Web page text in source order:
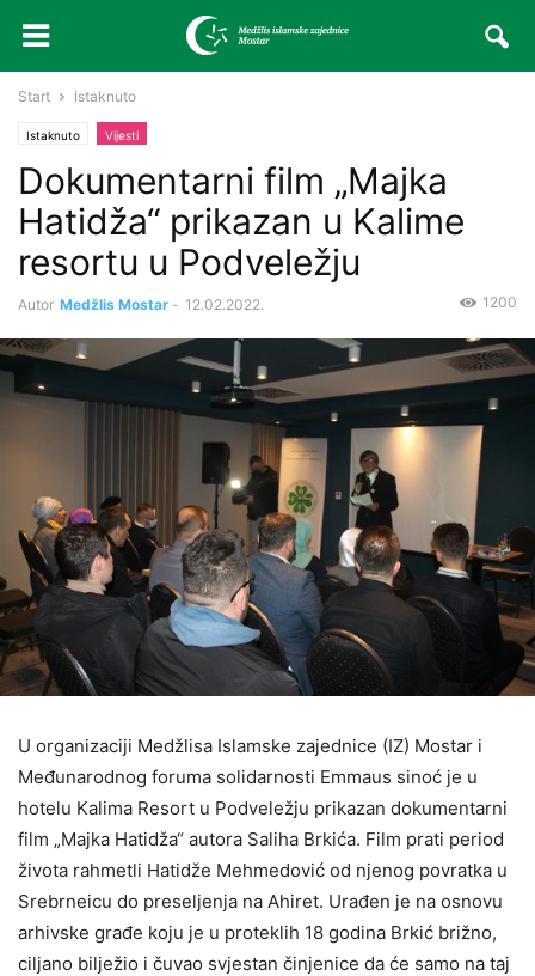
Start Istaknuto
Istaknuto Vijesti
Dokumentarni film „Majka
Hatidža“ prikazan u Kalime
resortu u Podveležju
Autor Medžlis Mostar - 12.02.2022. 1200
U organizaciji Medžlisa Islamske zajednice (IZ) Mostar i
Međunarodnog foruma solidarnosti Emmaus sinoć je u
hotelu Kalima Resort u Podveležju prikazan dokumentarni
film „Majka Hatidža“ autora Saliha Brkića. Film prati period
života rahmetli Hatidže Mehmedović od njenog povratka u
Srebrneicu do preseljenja na Ahiret. Urađen je na osnovu
arhivske građe koju je u proteklih 18 godina Brkić brižno,
ciljano bilježio i čuvao svjestan činjenice da će samo na taj